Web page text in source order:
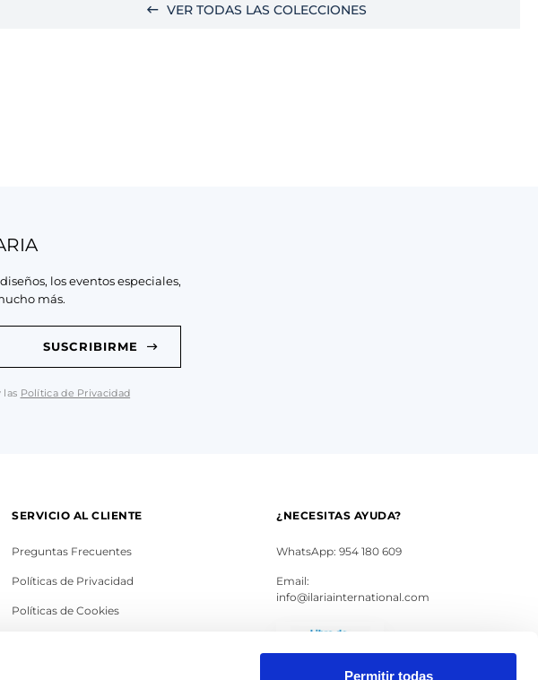
Permitir todas
VER TODAS LAS COLECCIONES
los eventos especiales,
más.
SUSCRIBIRME
las Política de Privacidad
SERVICIO AL CLIENTE
Preguntas Frecuentes
Políticas de Privacidad
Políticas de Cookies
¿NECESITAS AYUDA?
WhatsApp: 954 180 609
Email:
info@ilariainternational.com